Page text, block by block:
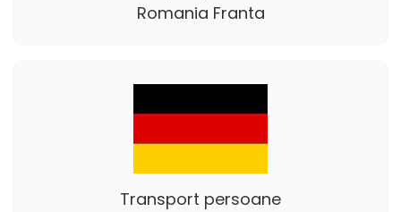
Romania Franta
Transport persoane